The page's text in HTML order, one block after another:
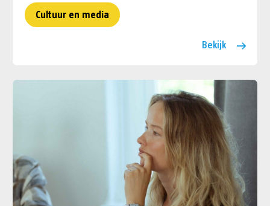
Cultuur en media
Bekijk